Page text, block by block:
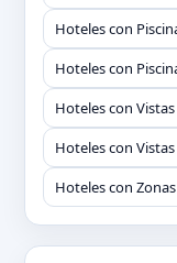
Hoteles con
Hoteles con
Hoteles con
Hoteles con
Hoteles con